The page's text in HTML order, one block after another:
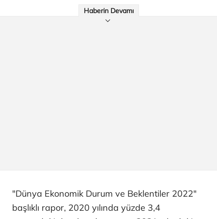
Haberin Devamı
"Dünya Ekonomik Durum ve Beklentiler 2022"
başlıklı rapor, 2020 yılında yüzde 3,4